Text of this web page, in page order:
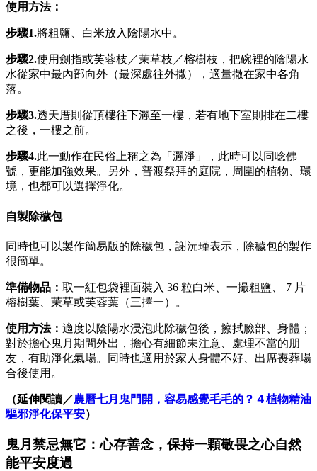
使用方法：
步驟1.將粗鹽、白米放入陰陽水中。
步驟2.使用劍指或芙蓉枝／茉草枝／榕樹枝，把碗裡的陰陽水
水從家中最內部向外（最深處往外撒），適量撒在家中各角
落。
步驟3.透天厝則從頂樓往下灑至一樓，若有地下室則排在二樓
之後，一樓之前。
步驟4.此一動作在民俗上稱之為「灑淨」，此時可以同唸佛
號，更能加強效果。另外，普渡祭拜的庭院，周圍的植物、環
境，也都可以選擇淨化。
自製除穢包
同時也可以製作簡易版的除穢包，謝沅瑾表示，除穢包的製作
很簡單。
準備物品： 取一紅包袋裡面裝入 36 粒白米、一撮粗鹽、 7 片
榕樹葉、茉草或芙蓉葉（三擇一）。
使用方法： 適度以陰陽水浸泡此除穢包後，擦拭臉部、身體；
對於擔心鬼月期間外出，擔心有細節未注意、處理不當的朋
友，有助淨化氣場。同時也適用於家人身體不好、出席喪葬場
合後使用。
（延伸閱讀／農曆七月鬼門開，容易感覺毛毛的？４植物精油
驅邪淨化保平安）
鬼月禁忌無它：心存善念，保持一顆敬畏之心自然
能平安度過